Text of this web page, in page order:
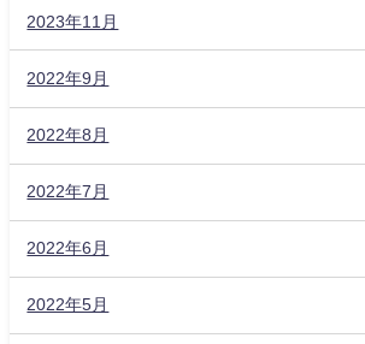
2023年11月
2022年9月
2022年8月
2022年7月
2022年6月
2022年5月